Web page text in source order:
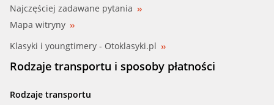
Najczęściej zadawane pytania
Mapa witryny
Klasyki i youngtimery - Otoklasyki.pl
Rodzaje transportu i sposoby płatności
Rodzaje transportu